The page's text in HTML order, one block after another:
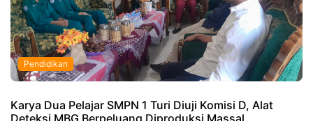
Pendidikan
Karya Dua Pelajar SMPN 1 Turi Diuji Komisi D, Alat
Deteksi MBG Berpeluang Diproduksi Massal